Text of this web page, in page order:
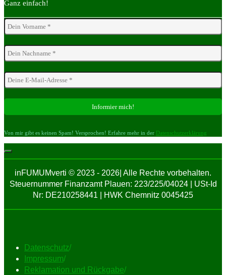
Ganz einfach!
Von mir gibt es keinen Spam! Versprochen! Erfahre mehr in der Datenschutzerklärung
inFUMUMverti © 2023 - 2026| Alle Rechte vorbehalten.
Steuernummer Finanzamt Plauen: 223/225/04024 | USt-Id
Nr: DE210258441 | HWK Chemnitz 0045425
Datenschutz/
Impressum/
Reklamation und Rückgabe/